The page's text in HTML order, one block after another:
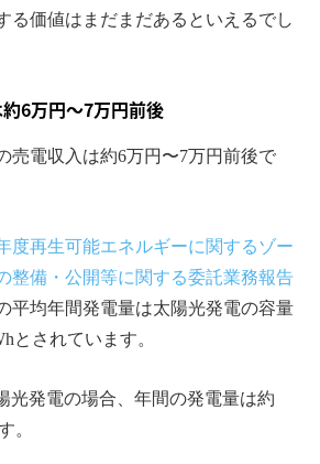
る価値はまだまだあるといえるでし
6万円～7万円前後
売電収入は約6万円〜7万円前後で
度再生可能エネルギーに関するゾー
整備・公開等に関する委託業務報告
平均年間発電量は太陽光発電の容量
とされています。
光発電の場合、年間の発電量は約
。